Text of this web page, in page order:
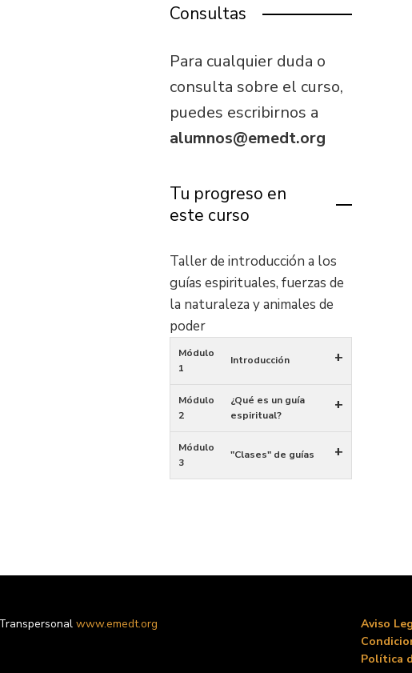
Consultas
Para cualquier duda o
consulta sobre el curso,
puedes escribirnos a
alumnos@emedt.org
Tu progreso en
este curso
Taller de introducción a los
guías espirituales, fuerzas de
la naturaleza y animales de
poder
Módulo
1
Introducción +
Módulo
2
¿Qué es un guía
espiritual?
+
Módulo
3
"Clases" de guías +
www.emedt.org
Aviso
Política